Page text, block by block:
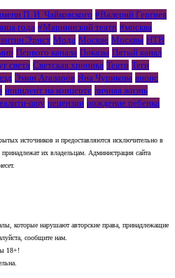
П. И. Чайковского #Валерий Гергиев
года #Мариинский театр #москва
Эрнст Мода Москве Москвы НТВ
Первого канала Показы Пятый канал
света Светская хроника Театр Теги
Эмин Агаларов Яна Чурикова анонс
инцидент на концерте личная жизнь
шоу рецензии рождение ребенка
источников и предоставляются исключительно в
их владельцам. Администрация сайта
которые нарушают авторские права, принадлежащие
сообщите нам.
18+!